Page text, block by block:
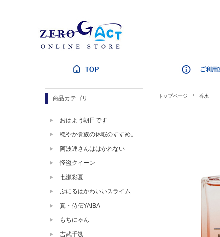
トップページ 香水
商品カテゴリ
おはよう朝日です
穏やか貴族の休暇のすすめ。
阿波連さんははかれない
怪盗クイーン
七瀬彩夏
ぷにるはかわいいスライム
真・侍伝YAIBA
もちにゃん
吉武千颯